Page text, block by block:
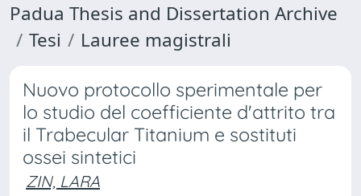
Padua Thesis and Dissertation Archive
Tesi
Lauree magistrali
Nuovo protocollo sperimentale per
lo studio del coefficiente d'attrito tra
il Trabecular Titanium e sostituti
ossei sintetici
ZIN, LARA